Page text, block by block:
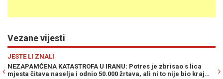
Vezane vijesti
kraj…
HRONIKA
ZASTRAŠUJUĆE PODRHTAVANJE TLA: Zemljotres jačine 6,7
stepeni po Richteru danas pogodio...